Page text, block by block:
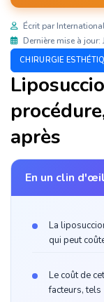
Écrit par
Dernière mise à jour:
CHIRURGIE
après
En un clin d'œil
La
qui peut
Le coût de
facteurs, tels